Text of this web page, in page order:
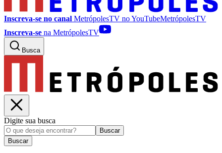
Inscreva-se no canal MetrópolesTV noYouTubeMetrópolesTV
Inscreva-se na MetrópolesTV
Busca
Digite sua busca
Buscar
Buscar